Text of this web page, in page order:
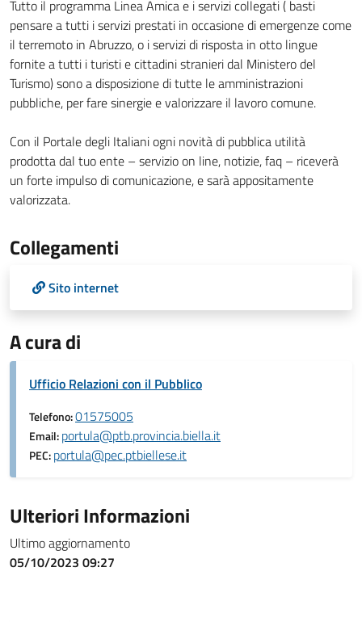
Tutto il programma Linea Amica e i servizi collegati ( basti
pensare a tutti i servizi prestati in occasione di emergenze come
il terremoto in Abruzzo, o i servizi di risposta in otto lingue
fornite a tutti i turisti e cittadini stranieri dal Ministero del
Turismo) sono a disposizione di tutte le amministrazioni
pubbliche, per fare sinergie e valorizzare il lavoro comune.
Con il Portale degli Italiani ogni novità di pubblica utilità
prodotta dal tuo ente – servizio on line, notizie, faq – riceverà
un forte impulso di comunicazione, e sarà appositamente
valorizzata.
Collegamenti
Sito internet
A cura di
Ufficio Relazioni con il Pubblico
Telefono:01575005
Email:portula@ptb.provincia.biella.it
PEC:portula@pec.ptbiellese.it
Ulteriori Informazioni
Ultimo aggiornamento
05/10/2023 09:27